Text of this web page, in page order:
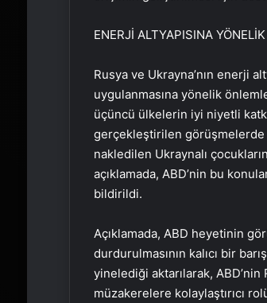
ENERJİ ALTYAPISINA
Rusya ve Ukrayna’nın enerji
uygulanmasına yönelik
üçüncü ülkelerin iyi niyetli
gerçekleştirilen görüşmelerde
nakledilen Ukraynalı
açıklamada, ABD’nin bu
bildirildi.
Açıklamada, ABD heyetinin
durdurulmasının kalıcı bir
yinelediği aktarılarak,
müzakerelere kolaylaştırıcı